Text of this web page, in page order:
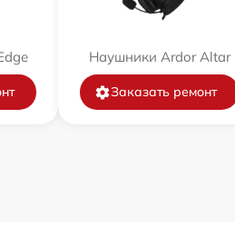
Наушники Ardor Аltar
Заказать ремонт